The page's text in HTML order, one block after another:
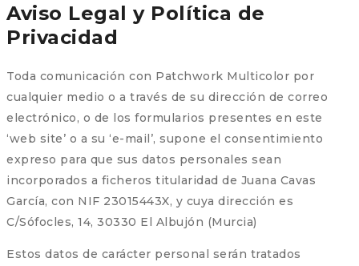
Aviso Legal y Política de
Privacidad
Toda comunicación con Patchwork Multicolor por
cualquier medio o a través de su dirección de correo
electrónico, o de los formularios presentes en este
‘web site’ o a su ‘e-mail’, supone el consentimiento
expreso para que sus datos personales sean
incorporados a ficheros titularidad de Juana Cavas
García, con NIF 23015443X, y cuya dirección es
C/Sófocles, 14, 30330 El Albujón (Murcia)
Estos datos de carácter personal serán tratados